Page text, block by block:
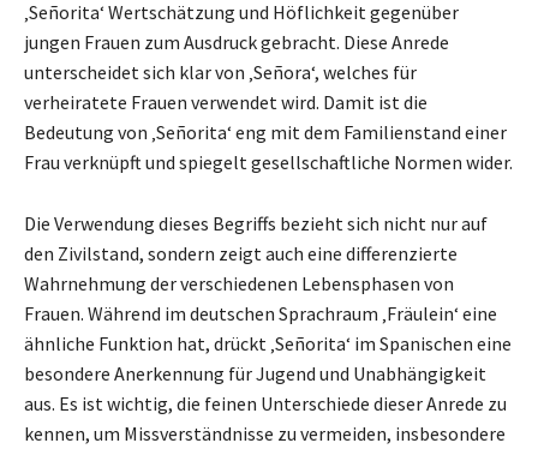
‚Señorita‘ Wertschätzung und Höflichkeit gegenüber
jungen Frauen zum Ausdruck gebracht. Diese Anrede
unterscheidet sich klar von ‚Señora‘, welches für
verheiratete Frauen verwendet wird. Damit ist die
Bedeutung von ‚Señorita‘ eng mit dem Familienstand einer
Frau verknüpft und spiegelt gesellschaftliche Normen wider.
Die Verwendung dieses Begriffs bezieht sich nicht nur auf
den Zivilstand, sondern zeigt auch eine differenzierte
Wahrnehmung der verschiedenen Lebensphasen von
Frauen. Während im deutschen Sprachraum ‚Fräulein‘ eine
ähnliche Funktion hat, drückt ‚Señorita‘ im Spanischen eine
besondere Anerkennung für Jugend und Unabhängigkeit
aus. Es ist wichtig, die feinen Unterschiede dieser Anrede zu
kennen, um Missverständnisse zu vermeiden, insbesondere